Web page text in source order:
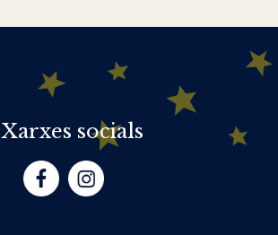
Xarxes socials